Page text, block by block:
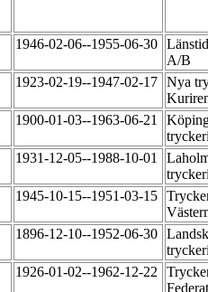
1946-02-06--1955-06-30
A/B
1923-02-19--1947-02-17 Nya
1900-01-03--1963-06-21
1931-12-05--1988-10-01
1945-10-15--1951-03-15
1896-12-10--1952-06-30
1926-01-02--1962-12-22